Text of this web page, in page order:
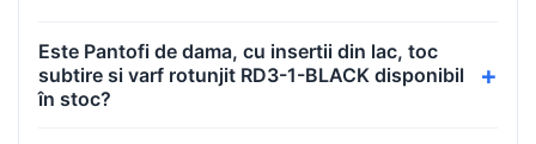
Este Pantofi de dama, cu insertii din lac, toc
subtire si varf rotunjit RD3-1-BLACK disponibil
în stoc?